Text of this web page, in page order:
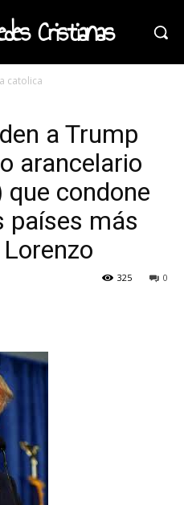
Cristianas
catolica
a Trump
arancelario
condone
países más
0
325